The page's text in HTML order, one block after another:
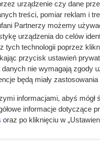
którego uwielbiała
zwierzęciem – o
jest charakter psów,
także zebrane w tym
to za rasa?
zupełnie inaczej,
Wady
tendencja
Owczarek
głośnym
utrudniony
naszym
urządzenie czy dane
treści, pomiar reklam i
Partnerzy możemy
urządzenia do celów
tych technologii poprzez
przycisk ustawień
danych nie wymagają zgody
będą miały
informacjami, abyś
informacje dotyczące
oraz po kliknięciu w